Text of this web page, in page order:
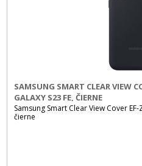
SAMSUNG SMART CLEAR VIEW
GALAXY S23 FE, ČIERNE
Samsung Smart Clear View Cover EF-
čierne